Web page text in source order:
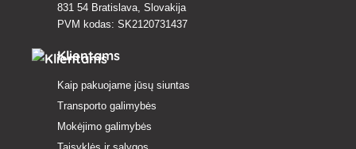
831 54 Bratislava, Slovakija
PVM kodas: SK2120731437
Klientams
Kaip pakuojame jūsų siuntas
Transporto galimybės
Mokėjimo galimybės